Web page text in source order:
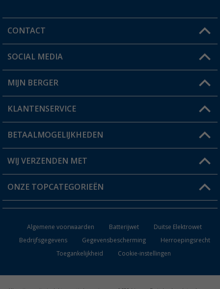
CONTACT
Een vraag?
Winkel vinden
SOCIAL MEDIA
MIJN BERGER
Mijn account
Status bestelling
Verlanglijstje
KLANTENSERVICE
FAQ & Contact
Verzendinformatie
Catalogus
BETAALMOGELIJKHEDEN
WIJ VERZENDEN MET
ONZE TOPCATEGORIEËN
Campingmeubilair
Campingtoiletten
Algemene voorwaarden Batterijwet
Duitse Elektrowet
Bedrijfsgegevens
Gegevensbescherming
Herroepingsrecht
Toegankelijkheid
Cookie-instellingen